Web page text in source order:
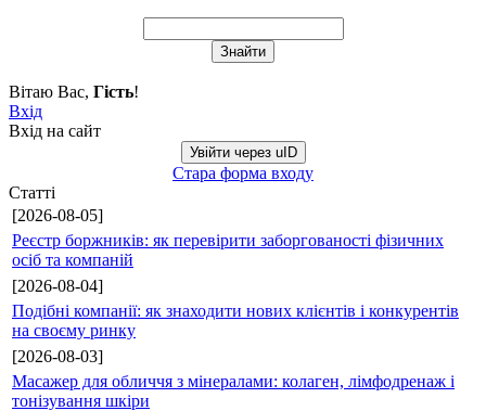
Вітаю Вас, Гість!
Вхід
Вхід на сайт
Увійти через uID
Стара форма входу
Статті
[2026-08-05]
Реєстр боржників: як перевірити заборгованості фізичних
осіб та компаній
[2026-08-04]
Подібні компанії: як знаходити нових клієнтів і конкурентів
на своєму ринку
[2026-08-03]
Масажер для обличчя з мінералами: колаген, лімфодренаж і
тонізування шкіри